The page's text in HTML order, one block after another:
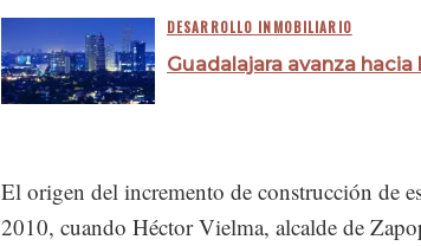
DESARROLLO INMOBILIARIO
Guadalajara avanza
El origen del incremento de construcción de
2010, cuando Héctor Vielma, alcalde de